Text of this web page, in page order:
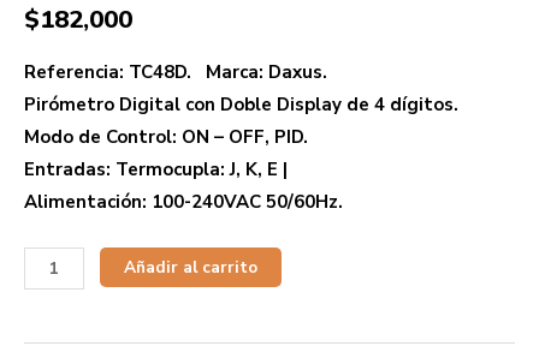
$182,000
Referencia: TC48D. Marca: Daxus.
Pirómetro Digital con Doble Display de 4 dígitos.
Modo de Control: ON – OFF, PID.
Entradas: Termocupla: J, K, E |
Alimentación: 100-240VAC 50/60Hz.
Añadir al carrito